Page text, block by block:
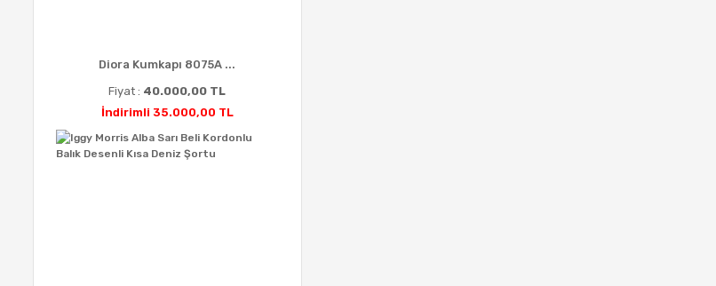
Diora Kumkapı 8075A ...
Fiyat : 40.000,00 TL
İndirimli 35.000,00 TL